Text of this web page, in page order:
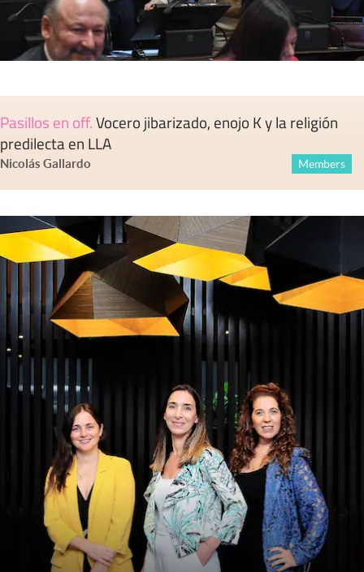
Pasillos en off.Vocero jibarizado, enojo K y la religión
predilecta en LLA
Nicolás Gallardo Members